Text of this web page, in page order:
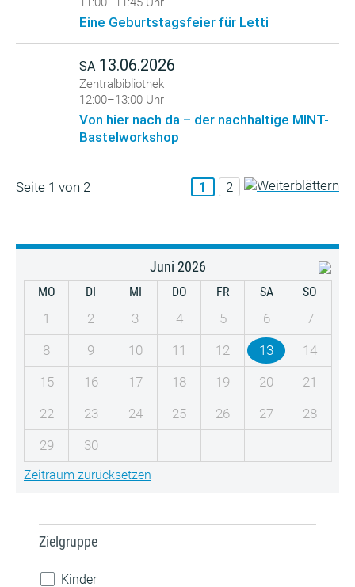
Eine Geburtstagsfeier für Letti
SA 13.06.2026
Zentralbibliothek
12:00–13:00 Uhr
Von hier nach da – der nachhaltige MINT-
Bastelworkshop
Seite 1 von 2 1 2
Juni 2026
MO DI MI DO FR SA SO
1 2 3 4 5 6
7
8
9 10 11 12 13
14
15
16 17 18 19 20
21
22
23 24 25 26 27
28
29
30
Zeitraum zurücksetzen
Zielgruppe
Kinder